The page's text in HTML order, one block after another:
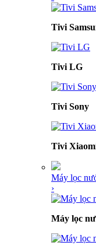
Tivi
Tivi LG
Tivi Sony
Tivi
Máy lọc
›
Máy lọc